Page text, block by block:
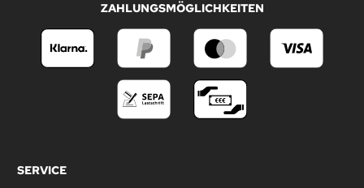
ZAHLUNGSMÖGLICHKEITEN
SERVICE